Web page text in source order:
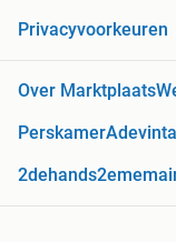
Privacyvoorkeuren
Over Marktplaats
PerskamerAdevinta
2dehands